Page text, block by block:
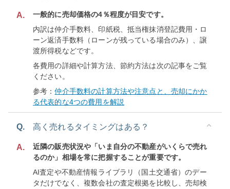
A.
一般的に売却価格の4％程度が目安です。
内訳は仲介手数料、印紙税、抵当権抹消登記費用・ロ
ーン返済手数料（ローンが残っている場合のみ）、譲
渡所得税などです。
各費用の詳細や計算方法、節約方法は次の記事をご覧
ください。
参考：仲介手数料の計算方法や注意点と、売却にかか
る代表的な4つの費用を解説
Q. 高く売れるタイミングはある？
A.
近隣の販売状況や「いま自分の不動産がいくらで売れ
るのか」相場を常に把握することが重要です。
AI査定や不動産情報ライブラリ（国土交通省）のデー
タだけでなく、複数会社の査定根拠を比較し、売却検